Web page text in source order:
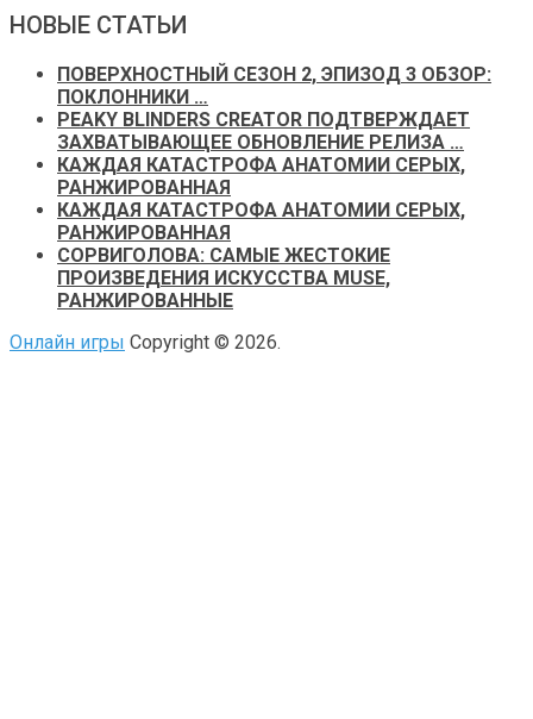
НОВЫЕ СТАТЬИ
ПОВЕРХНОСТНЫЙ СЕЗОН 2, ЭПИЗОД 3 ОБЗОР:
ПОКЛОННИКИ …
PEAKY BLINDERS CREATOR ПОДТВЕРЖДАЕТ
ЗАХВАТЫВАЮЩЕЕ ОБНОВЛЕНИЕ РЕЛИЗА …
КАЖДАЯ КАТАСТРОФА АНАТОМИИ СЕРЫХ,
РАНЖИРОВАННАЯ
КАЖДАЯ КАТАСТРОФА АНАТОМИИ СЕРЫХ,
РАНЖИРОВАННАЯ
СОРВИГОЛОВА: САМЫЕ ЖЕСТОКИЕ
ПРОИЗВЕДЕНИЯ ИСКУССТВА MUSE,
РАНЖИРОВАННЫЕ
Онлайн игры Copyright © 2026.